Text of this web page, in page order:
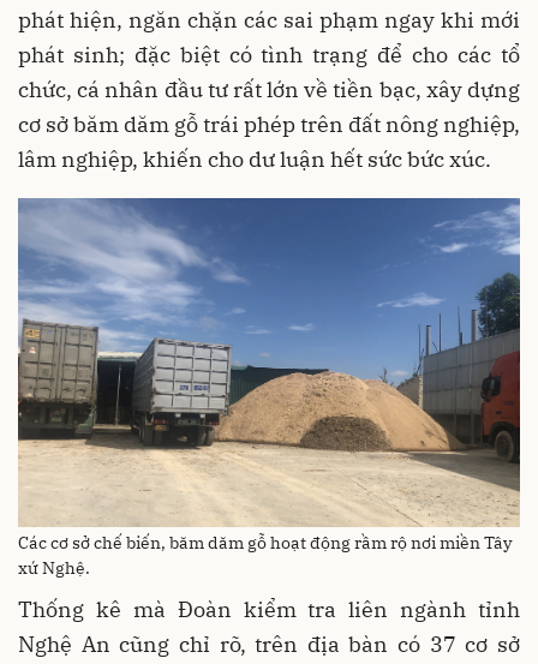
phát hiện, ngăn chặn các sai phạm ngay khi mới
phát sinh; đặc biệt có tình trạng để cho các tổ
chức, cá nhân đầu tư rất lớn về tiền bạc, xây dựng
cơ sở băm dăm gỗ trái phép trên đất nông nghiệp,
lâm nghiệp, khiến cho dư luận hết sức bức xúc.
Các cơ sở chế biến, băm dăm gỗ hoạt động rầm rộ nơi miền Tây
xứ Nghệ.
Thống kê mà Đoàn kiểm tra liên ngành tỉnh
Nghệ An cũng chỉ rõ, trên địa bàn có 37 cơ sở